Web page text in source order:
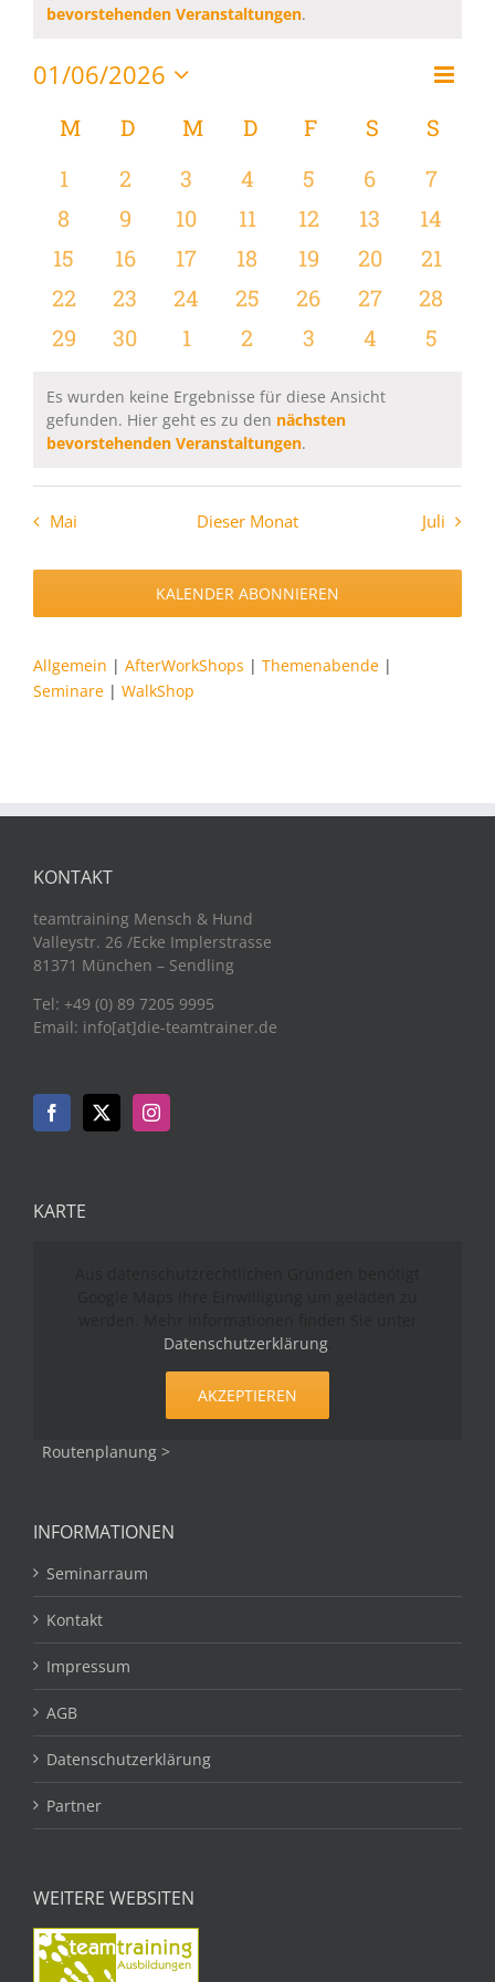
bevorstehenden Veranstaltungen.
Monat
01/06/2026
wählen.
Kalender
von
Veranstaltungen
MMONTAG
D DIENSTAG
MMITTWOCH
D DONNERSTAG
F FREITAG
S SAMSTAG
S
0
Veranstaltungen
1
0
Veranstaltungen
2
0
Veranstaltungen
3
0
Veranstaltungen
4
0
Veranstaltungen
5
0
6
0
7
0
Veranstaltungen
8
0
Veranstaltungen
9
0
Veranstaltungen
10
0
Veranstaltungen
11
0
Veranstaltungen
12
0
13
0
14
0
Veranstaltungen
15
0
Veranstaltungen
16
0
Veranstaltungen
17
0
Veranstaltungen
18
0
Veranstaltungen
19
0
20
0
21
0
Veranstaltungen
22
0
Veranstaltungen
23
0
Veranstaltungen
24
0
Veranstaltungen
25
0
Veranstaltungen
26
0
27
0
28
0
29
0
30
0
1
0
2
0
3
0
4
0
5
Hinweis
Es wurden keine Ergebnisse für diese Ansicht
gefunden. Hier geht es zu den nächsten
bevorstehenden Veranstaltungen.
Mai Dieser Monat Juli
KALENDER ABONNIEREN
Allgemein | AfterWorkShops | Themenabende |
Seminare | WalkShop
KONTAKT
teamtraining Mensch & Hund
Valleystr. 26 /Ecke Implerstrasse
81371 München – Sendling
Tel: +49 (0) 89 7205 9995
Email: info[at]die-teamtrainer.de
KARTE
Datenschutzerklärung.
AKZEPTIEREN
Routenplanung >
INFORMATIONEN
Seminarraum
Kontakt
Impressum
AGB
Datenschutzerklärung
Partner
WEITERE WEBSITEN